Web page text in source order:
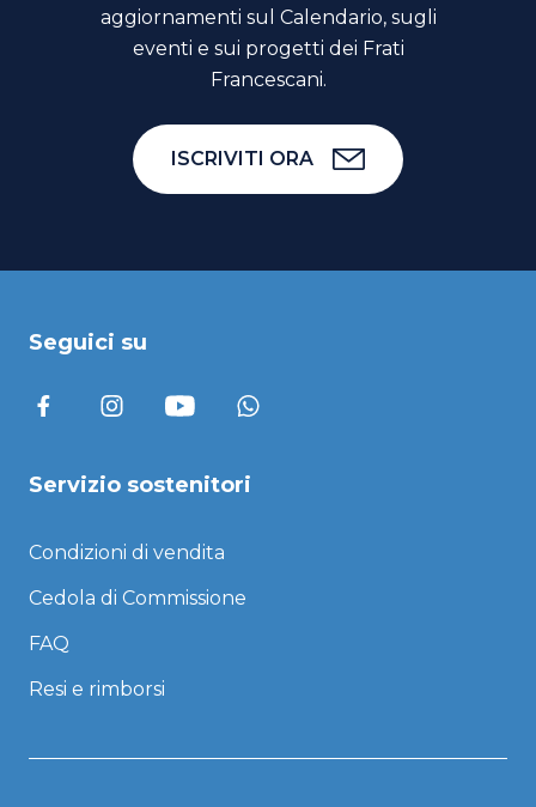
aggiornamenti sul Calendario, sugli
eventi e sui progetti dei Frati
Francescani.
ISCRIVITI ORA
Seguici su
Servizio sostenitori
Condizioni di vendita
Cedola di Commissione
FAQ
Resi e rimborsi